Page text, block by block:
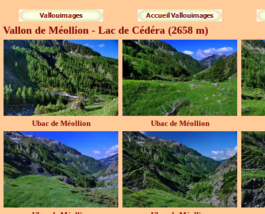
Vallon de Méollion - Lac de Cédéra (2658 m)
Ubac de Méollion Ubac de Méollion